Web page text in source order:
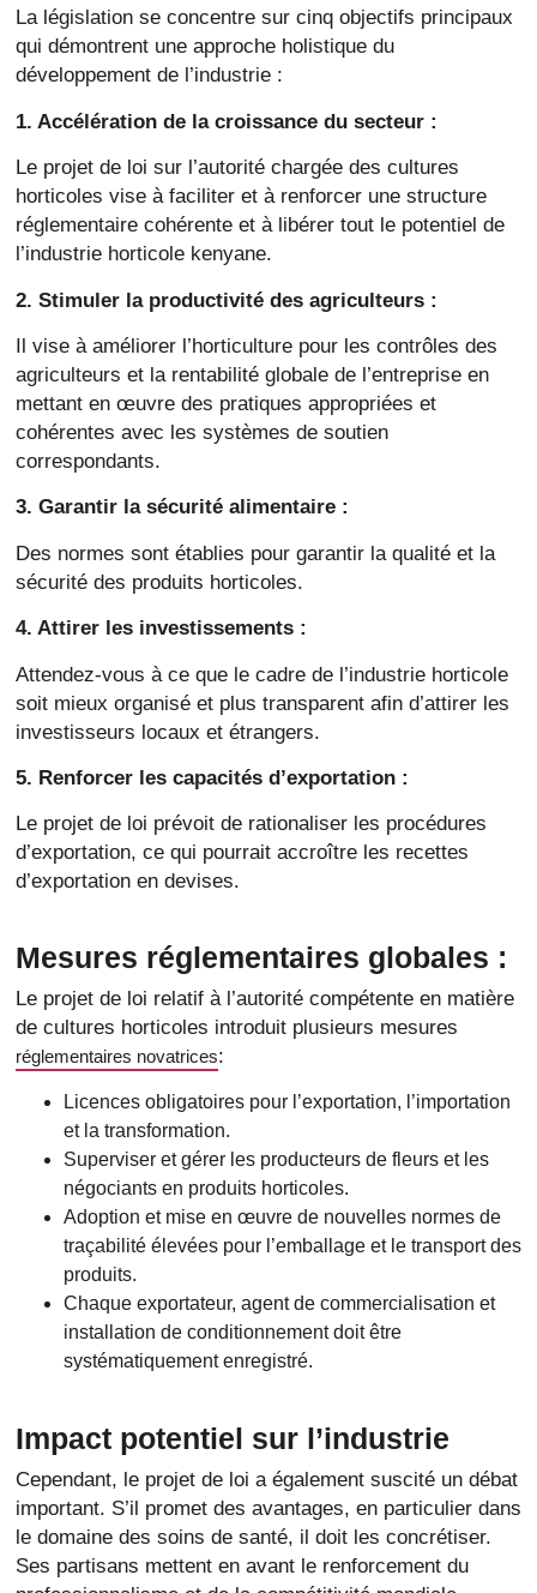
La législation se concentre sur cinq objectifs principaux
qui démontrent une approche holistique du
développement de l’industrie :
1. Accélération de la croissance du secteur :
Le projet de loi sur l’autorité chargée des cultures
horticoles vise à faciliter et à renforcer une structure
réglementaire cohérente et à libérer tout le potentiel de
l’industrie horticole kenyane.
2. Stimuler la productivité des agriculteurs :
Il vise à améliorer l’horticulture pour les contrôles des
agriculteurs et la rentabilité globale de l’entreprise en
mettant en œuvre des pratiques appropriées et
cohérentes avec les systèmes de soutien
correspondants.
3. Garantir la sécurité alimentaire :
Des normes sont établies pour garantir la qualité et la
sécurité des produits horticoles.
4. Attirer les investissements :
Attendez-vous à ce que le cadre de l’industrie horticole
soit mieux organisé et plus transparent afin d’attirer les
investisseurs locaux et étrangers.
5. Renforcer les capacités d’exportation :
Le projet de loi prévoit de rationaliser les procédures
d’exportation, ce qui pourrait accroître les recettes
d’exportation en devises.
Mesures réglementaires globales :
Le projet de loi relatif à l’autorité compétente en matière
de cultures horticoles introduit plusieurs mesures
réglementaires novatrices:
Licences obligatoires pour l’exportation, l’importation
et la transformation.
Superviser et gérer les producteurs de fleurs et les
négociants en produits horticoles.
Adoption et mise en œuvre de nouvelles normes de
traçabilité élevées pour l’emballage et le transport des
produits.
Chaque exportateur, agent de commercialisation et
installation de conditionnement doit être
systématiquement enregistré.
Impact potentiel sur l’industrie
Cependant, le projet de loi a également suscité un débat
important. S’il promet des avantages, en particulier dans
le domaine des soins de santé, il doit les concrétiser.
Ses partisans mettent en avant le renforcement du